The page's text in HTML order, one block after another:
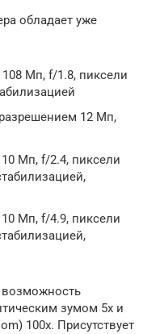
обладает уже
Мп, f/1.8, пиксели
12 Мп,
Мп, f/2.4, пиксели
Мп, f/4.9, пиксели
возможность
зумом 5х и
100х. Присутствует